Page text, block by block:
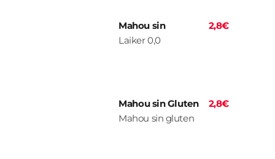
Mahou sin
2,8€
Laiker 0,0
Mahou sin Gluten
2,8€
Mahou sin gluten